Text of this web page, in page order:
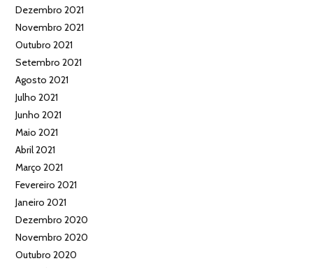
Dezembro 2021
Novembro 2021
Outubro 2021
Setembro 2021
Agosto 2021
Julho 2021
Junho 2021
Maio 2021
Abril 2021
Março 2021
Fevereiro 2021
Janeiro 2021
Dezembro 2020
Novembro 2020
Outubro 2020